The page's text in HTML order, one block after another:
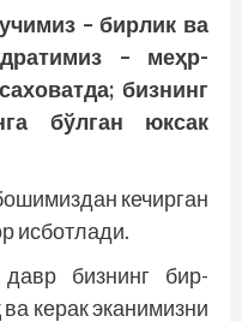
– бирлик ва
– меҳр-
бизнинг
бўлган юксак
кечирган
исботлади.
бизнинг бир-
керак эканимизни